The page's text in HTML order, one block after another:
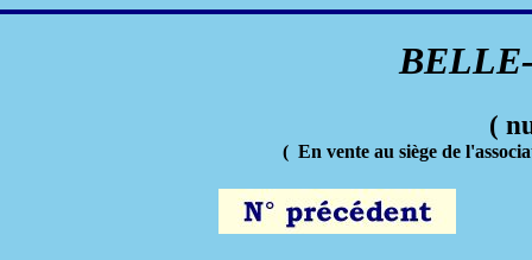
(
( En vente au siège de